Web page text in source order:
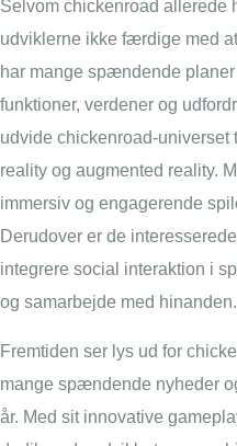
Selvom chickenroad allerede
udviklerne ikke færdige med
har mange spændende
funktioner, verdener og
udvide chickenroad-universet
reality og augmented reality.
immersiv og engagerende
Derudover er de
integrere social interaktion i
og samarbejde med hinanden.
Fremtiden ser lys ud for
mange spændende nyheder
år. Med sit innovative